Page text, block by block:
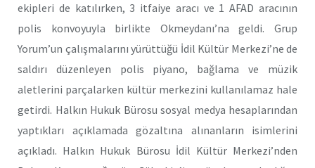
ekipleri de katılırken, 3 itfaiye aracı ve 1 AFAD aracının
polis konvoyuyla birlikte Okmeydanı’na geldi. Grup
Yorum’un çalışmalarını yürüttüğü İdil Kültür Merkezi’ne de
saldırı düzenleyen polis piyano, bağlama ve müzik
aletlerini parçalarken kültür merkezini kullanılamaz hale
getirdi. Halkın Hukuk Bürosu sosyal medya hesaplarından
yaptıkları açıklamada gözaltına alınanların isimlerini
açıkladı. Halkın Hukuk Bürosu İdil Kültür Merkezi’nden